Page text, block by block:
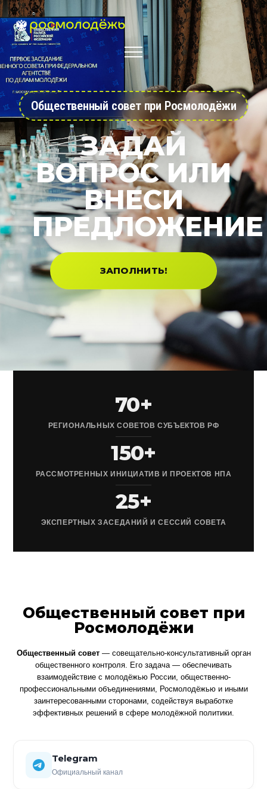
Общественный совет при Росмолодёжи
ЗАДАЙ
ВОПРОС ИЛИ
ВНЕСИ
ПРЕДЛОЖЕНИЕ
ЗАПОЛНИТЬ!
70+
РЕГИОНАЛЬНЫХ СОВЕТОВ СУБЪЕКТОВ РФ
150+
РАССМОТРЕННЫХ ИНИЦИАТИВ И ПРОЕКТОВ НПА
25+
ЭКСПЕРТНЫХ ЗАСЕДАНИЙ И СЕССИЙ СОВЕТА
Общественный совет при
Росмолодёжи
Общественный совет— совещательно-консультативный орган
общественного контроля. Его задача — обеспечивать
взаимодействие с молодёжью России, общественно-
профессиональными объединениями, Росмолодёжью и иными
заинтересованными сторонами, содействуя выработке
эффективных решений в сфере молодёжной политики.
Telegram
Официальный канал